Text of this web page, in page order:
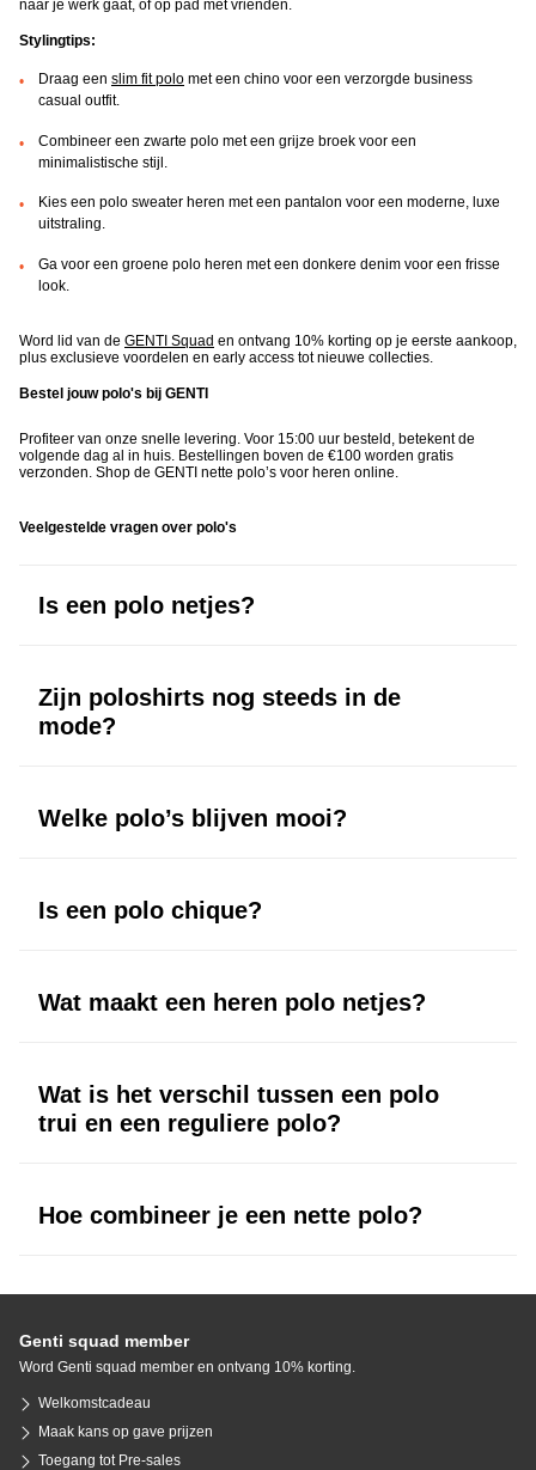
naar je werk gaat, of op pad met vrienden.
Stylingtips:
Draag een slim fit polo met een chino voor een verzorgde business
casual outfit.
Combineer een zwarte polo met een grijze broek voor een
minimalistische stijl.
Kies een polo sweater heren met een pantalon voor een moderne, luxe
uitstraling.
Ga voor een groene polo heren met een donkere denim voor een frisse
look.
Word lid van de GENTI Squad en ontvang 10% korting op je eerste aankoop,
plus exclusieve voordelen en early access tot nieuwe collecties.
Bestel jouw polo's bij GENTI
Profiteer van onze snelle levering. Voor 15:00 uur besteld, betekent de
volgende dag al in huis. Bestellingen boven de €100 worden gratis
verzonden. Shop de GENTI nette polo’s voor heren online.
Veelgestelde vragen over polo's
Is een polo netjes?
Zijn poloshirts nog steeds in de
mode?
Welke polo’s blijven mooi?
Is een polo chique?
Wat maakt een heren polo netjes?
Wat is het verschil tussen een polo
trui en een reguliere polo?
Hoe combineer je een nette polo?
Genti squad member
Word Genti squad member en ontvang 10% korting.
Welkomstcadeau
Maak kans op gave prijzen
Toegang tot Pre-sales